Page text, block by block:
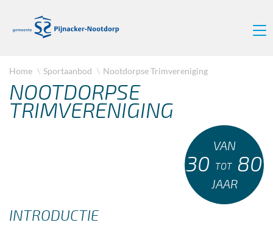
Home Sportaanbod Nootdorpse Trimvereniging
NOOTDORPSE
TRIMVERENIGING
VAN
30 TOT 80
JAAR
INTRODUCTIE